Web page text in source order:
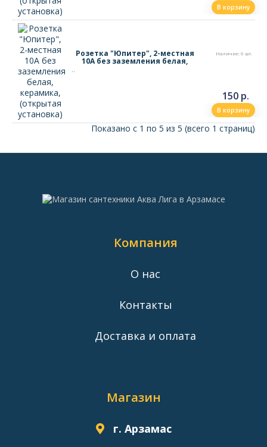
В корзину
Розетка "Юпитер", 2-местная
10А без заземления белая,
Наличие: 6 шт.
150 р.
В корзину
Показано с 1 по 5 из 5 (всего 1 страниц)
Компания
О нас
Контакты
Доставка и оплата
Магазин
г. Арзамас